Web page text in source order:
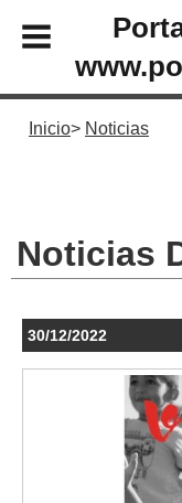
Inicio Noticias
Noticias
30/12/2022